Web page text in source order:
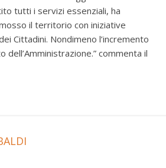
tutti i servizi essenziali, ha
il territorio con iniziative
Cittadini. Nondimeno l’incremento
commenta il